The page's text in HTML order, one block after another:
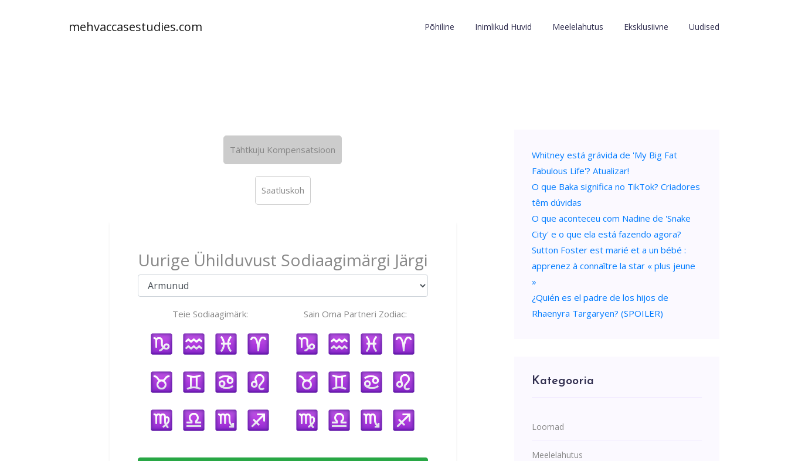
mehvaccasestudies.com Põhiline Inimlikud Huvid Meelelahutus Eksklusiivne Uudised
Tähtkuju Kompensatsioon
Saatluskoh
Uurige Ühilduvust Sodiaagimärgi Järgi
Teie Sodiaagimärk: Sain Oma Partneri Zodiac:
Whitney está grávida de 'My Big Fat
Fabulous Life'? Atualizar!
O que Baka significa no TikTok? Criadores
têm dúvidas
O que aconteceu com Nadine de 'Snake
City' e o que ela está fazendo agora?
Sutton Foster est marié et a un bébé :
apprenez à connaître la star « plus jeune
»
¿Quién es el padre de los hijos de
Rhaenyra Targaryen? (SPOILER)
Kategooria
Loomad
Meelelahutus